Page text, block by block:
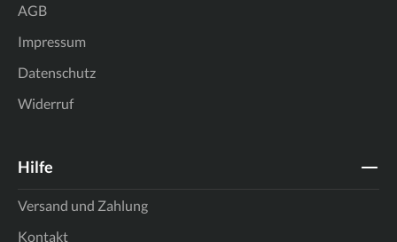
AGB
Impressum
Datenschutz
Widerruf
Hilfe
Versand und Zahlung
Kontakt